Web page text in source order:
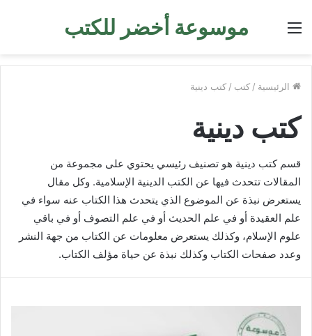
موسوعة أخضر للكتب القائمة
الرئيسية / كتب / كتب دينية
كتب دينية
قسم كتب دينية هو تصنيف رئيسي يحتوي على مجموعة من
المقالات تتحدث فيها عن الكتب الدينية الإسلامية. وكل مقال
يستعرض نبذة عن الموضوع الذي يتحدث هذا الكتاب عنه سواء في
علم العقيدة أو في علم الحديث أو في علم التصوف أو في باقي
علوم الإسلام، وكذلك يستعرض معلومات عن الكتاب من جهة النشر
وعدد صفحات الكتاب وكذلك نبذة عن حياة مؤلف الكتاب.